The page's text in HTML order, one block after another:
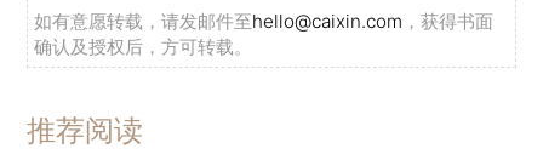
如有意愿转载，请发邮件至hello@caixin.com ，获得书面
确认及授权后，方可转载。
推荐阅读